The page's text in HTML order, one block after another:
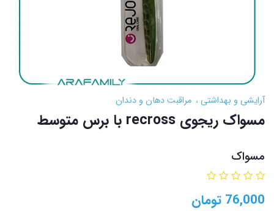
آرایشی و بهداشتی مراقبت دهان و دندان
مسواک ریجوی recross با برس متوسط
مسواک
76,000 تومان